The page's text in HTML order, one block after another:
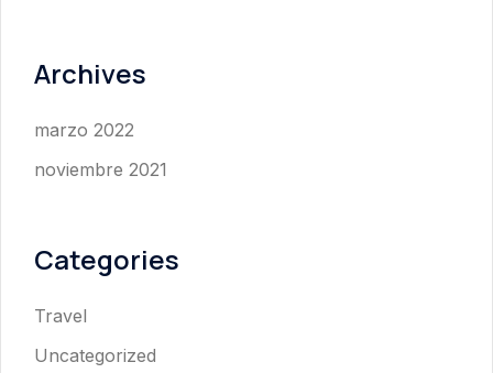
Archives
marzo 2022
noviembre 2021
Categories
Travel
Uncategorized